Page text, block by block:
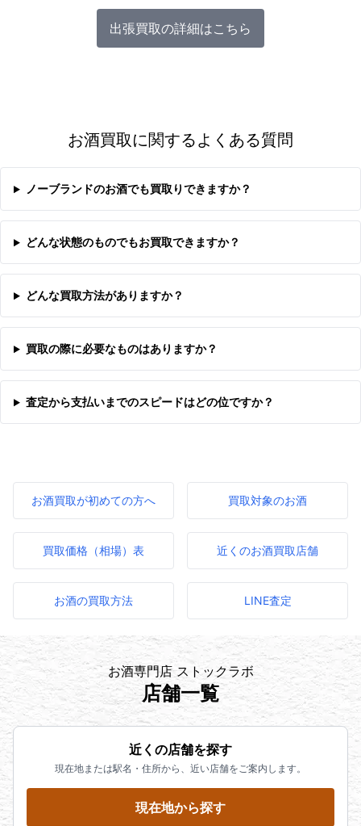
出張買取の詳細はこちら
お酒買取に関するよくある質問
ノーブランドのお酒でも買取りできますか？
どんな状態のものでもお買取できますか？
どんな買取方法がありますか？
買取の際に必要なものはありますか？
査定から支払いまでのスピードはどの位ですか？
お酒買取が初めての方へ 買取対象のお酒
買取価格（相場）表 近くのお酒買取店舗
お酒の買取方法 LINE査定
お酒専門店 ストックラボ
店舗一覧
近くの店舗を探す
現在地または駅名・住所から、近い店舗をご案内します。
現在地から探す